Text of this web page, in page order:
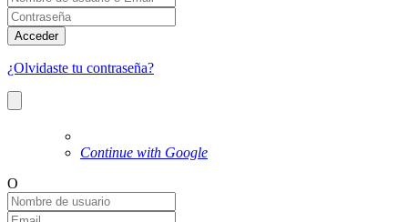
Acceder
¿Olvidaste tu contraseña?
Continue with Google
O